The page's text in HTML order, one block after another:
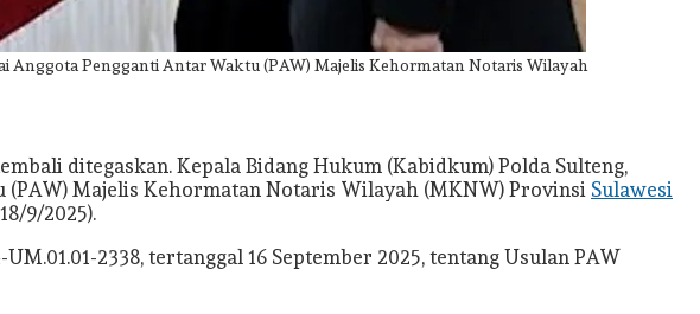
Anggota Pengganti Antar Waktu (PAW) Majelis Kehormatan Notaris Wilayah
ditegaskan. Kepala Bidang Hukum (Kabidkum) Polda Sulteng,
(PAW) Majelis Kehormatan Notaris Wilayah (MKNW) Provinsi Sulawesi
9/2025).
2338, tertanggal 16 September 2025, tentang Usulan PAW